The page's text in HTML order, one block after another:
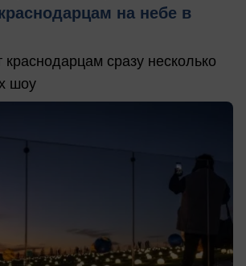
на небе в
краснодарцам сразу несколько
шоу